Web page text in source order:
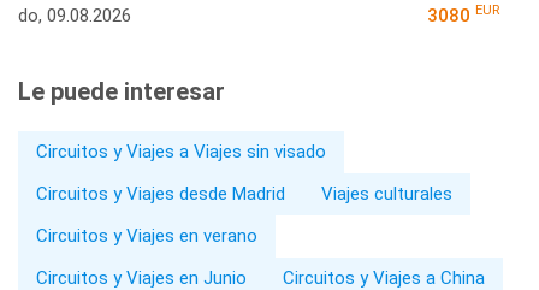
do, 09.08.2026 3080 EUR
Le puede interesar
Circuitos y Viajes a Viajes sin visado
Circuitos y Viajes desde Madrid
Viajes culturales
Circuitos y Viajes en verano
Circuitos y Viajes en Junio
Circuitos y Viajes a China